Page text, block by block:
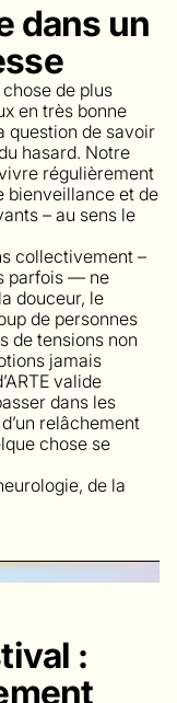
dans un
de plus
en très bonne
question de savoir
hasard. Notre
régulièrement
bienveillance et de
– au sens le
collectivement –
parfois — ne
douceur, le
de personnes
de tensions non
jamais
valide
dans les
relâchement
chose se
de la
: